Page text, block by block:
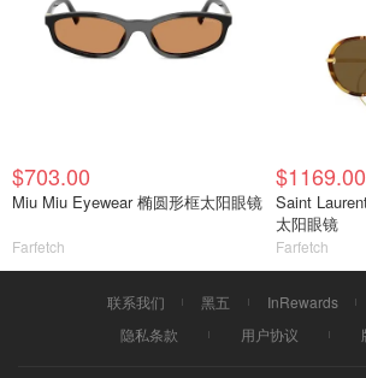
$703.00
Miu Miu Eyewear 椭圆形框太阳眼镜
Farfetch
$1169.00
Saint
太阳眼镜
Farfetch
联系我们 黑五 InRewards
隐私条款
用户协议